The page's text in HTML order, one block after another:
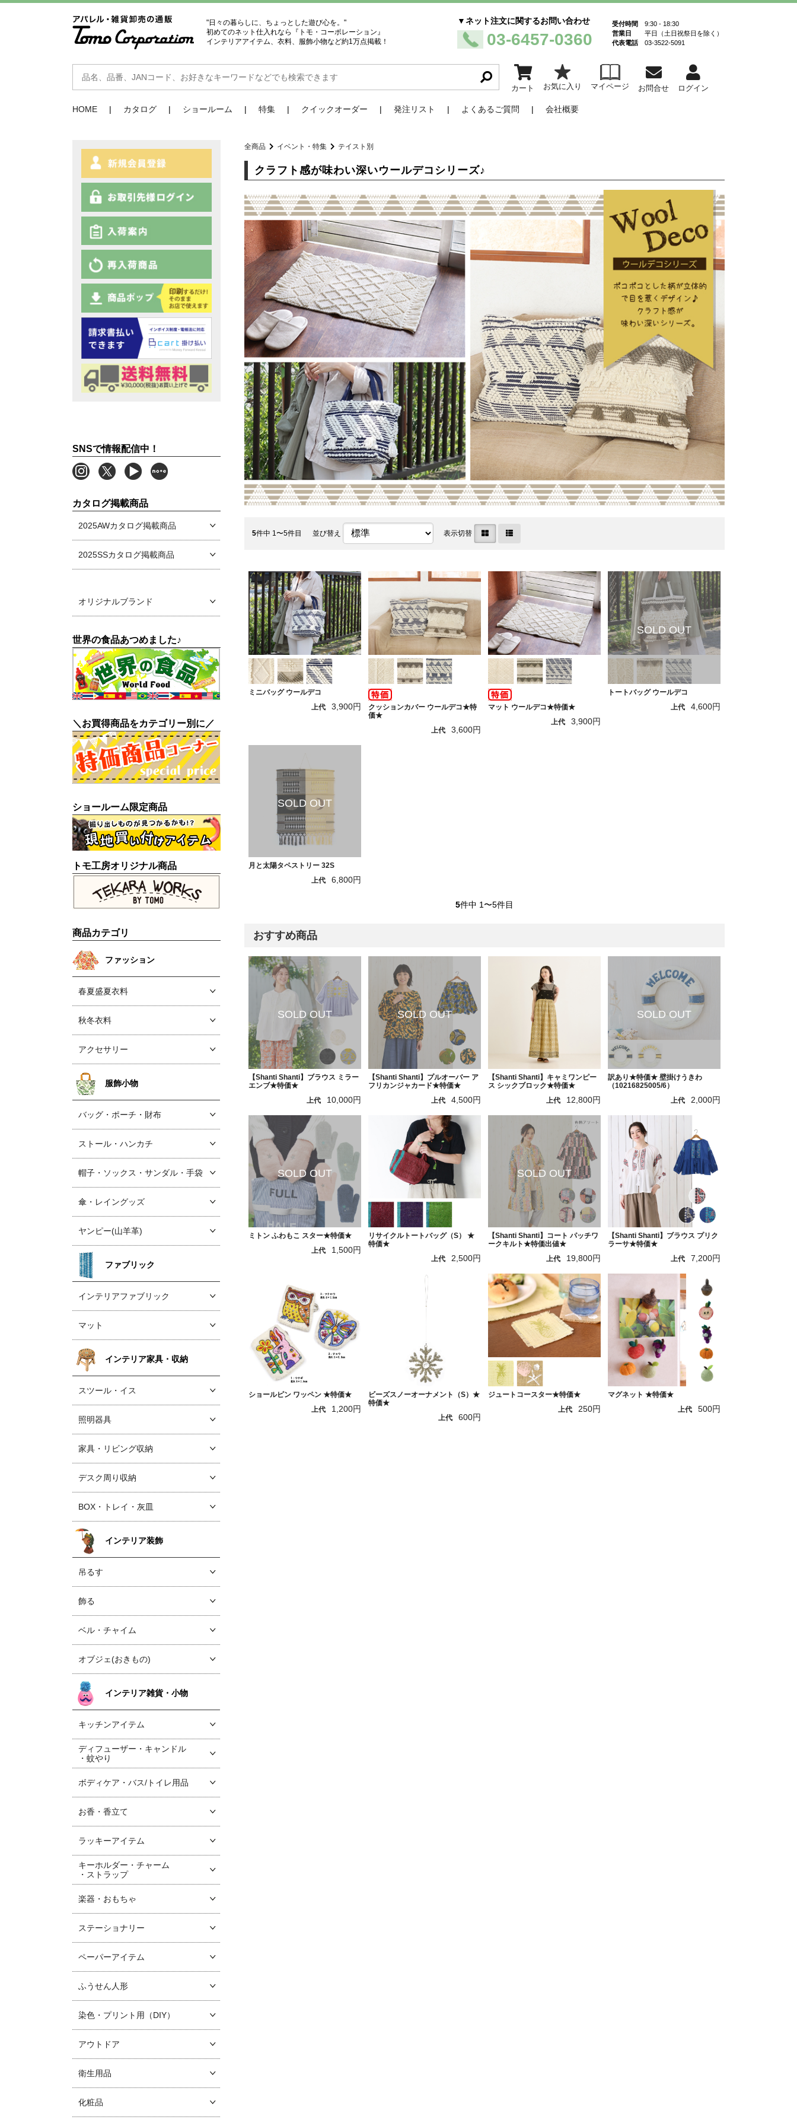
"日々の暮らしに、ちょっとした遊び心を。"
初めてのネット仕入れなら『トモ・コーポレーション』
インテリアアイテム、衣料、服飾小物など約1万点掲載！
▼ネット注文に関するお問い合わせ
03-6457-0360
受付時間 9:30 - 18:30
営業日 平日（土日祝祭日を除く）
代表電話 03-3522-5091
カート お気に入り マイページ お問合せ ログイン
HOME カタログ ショールーム 特集 クイックオーダー 発注リスト よくあるご質問 会社概要
全商品 イベント・特集 テイスト別
クラフト感が味わい深いウールデコシリーズ♪
5件中 1〜5件目 並び替え 表示切替
ミニバッグ ウールデコ
上代
3,900円
クッションカバー ウールデコ★特
価★
上代
3,600円
マット ウールデコ★特価★
上代
3,900円
トートバッグ ウールデコ
上代
4,600円
月と太陽タペストリー 32S
上代
6,800円
5件中 1〜5件目
おすすめ商品
【Shanti Shanti】ブラウス ミラー
エンブ★特価★
上代
10,000円
【Shanti Shanti】プルオーバー ア
フリカンジャカード★特価★
上代
4,500円
【Shanti Shanti】キャミワンピー
ス シックブロック★特価★
上代
12,800円
訳あり★特価★ 壁掛けうきわ
（10216825005/6）
上代
2,000円
ミトン ふわもこ スター★特価★
上代
1,500円
リサイクルトートバッグ（S） ★
特価★
上代
2,500円
【Shanti Shanti】コート パッチワ
ークキルト★特価出値★
上代
19,800円
【Shanti Shanti】ブラウス プリク
ラーサ★特価★
上代
7,200円
ショールピン ワッペン ★特価★
上代
1,200円
ビーズスノーオーナメント（S）★
特価★
上代
600円
ジュートコースター★特価★
上代
250円
マグネット ★特価★
上代
500円
SNSで情報配信中！
カタログ掲載商品
2025AWカタログ掲載商品
2025SSカタログ掲載商品
オリジナルブランド
世界の食品あつめました♪
＼お買得商品をカテゴリー別に／
ショールーム限定商品
トモ工房オリジナル商品
商品カテゴリ
ファッション
春夏盛夏衣料
秋冬衣料
アクセサリー
服飾小物
バッグ・ポーチ・財布
ストール・ハンカチ
帽子・ソックス ・サンダル・手袋
傘・レイングッズ
ヤンピー(山羊革)
ファブリック
インテリアファブリック
マット
インテリア家具・収納
スツール・イス
照明器具
家具・リビング収納
デスク周り収納
BOX・トレイ・灰皿
インテリア装飾
吊るす
飾る
ベル・チャイム
オブジェ(おきもの)
インテリア雑貨・小物
キッチンアイテム
ディフューザー・キャンドル
・蚊やり
ボディケア・バス/トイレ用品
お香・香立て
ラッキーアイテム
キーホルダー・チャーム
・ストラップ
楽器・おもちゃ
ステーショナリー
ペーパーアイテム
ふうせん人形
染色・プリント用（DIY）
アウトドア
衛生用品
化粧品